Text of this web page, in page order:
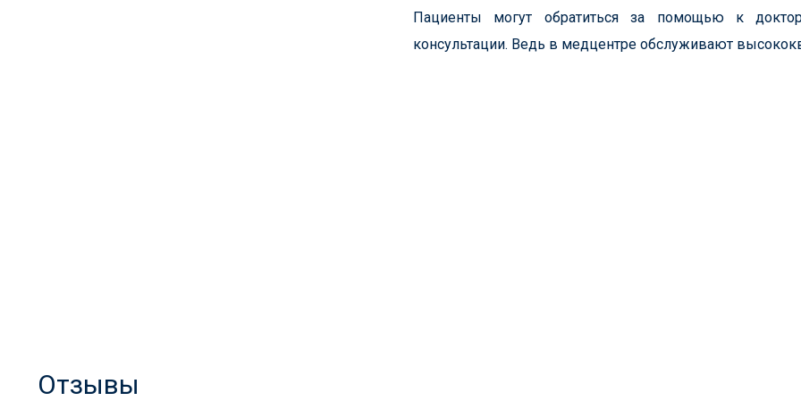
Пациенты могут обратиться за помощью к
консультации. Ведь в медцентре обслуживают
Отзывы